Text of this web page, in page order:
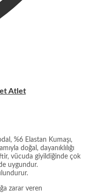
Atlet
%6 Elastan Kumaşı,
doğal, dayanıklılığı
vücuda giyildiğinde çok
uygundur.
zarar veren